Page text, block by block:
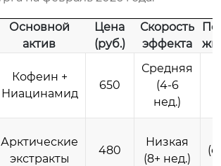
Основной
актив
Цена
(руб.)
Скорость
эффекта
Кофеин +
Ниацинамид
650
Средняя
(4-6
нед.)
Арктические
экстракты
480
Низкая
(8+ нед.)